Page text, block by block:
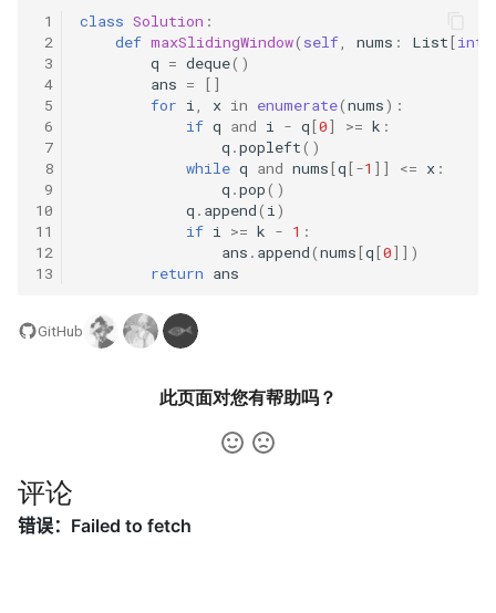
41. 数据流中的中位数
42. 连续子数组的最大和
43. 1 ～ n 整数中 1 出现的次
44. 数字序列中某一位的数字
符串
39. 直方图最大矩形面积
40. 矩阵中最大的矩形
41. 滑动窗口的平均值
42. 最近请求次数
43. 往完全二叉树添加节点
44. 二叉树每层的最大值
45. 二叉树最底层最左边的值
47. 二叉树剪枝
8.2. 迷路的机器人
8.3. 魔术索引
8.4. 幂集
8.5. 递归乘法
8.6. 汉诺塔问题
8.7. 无重复字符串的排列组合
8.8. 有重复字符串的排列组合
8.11. 硬币
1
2
3
4
5
6
7
8
9
10
11
12
13
class Solution :
def maxSlidingWindow( self, nums : List[int
q = deque()
ans =
[]
for i, x in enumerate(nums):
if q and i - q[0] >= k :
q .popleft()
while q and nums[q[-1 ]] <= x :
q .pop()
q . append( i)
if i >= k - 1 :
ans . append(nums[q[0]])
return ans
GitHub
此页面对您有帮助吗？
评论